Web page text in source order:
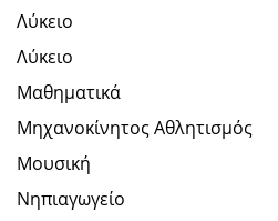
Λύκειο
Λύκειο
Μαθηματικά
Μηχανοκίνητος Αθλητισμός
Μουσική
Νηπιαγωγείο